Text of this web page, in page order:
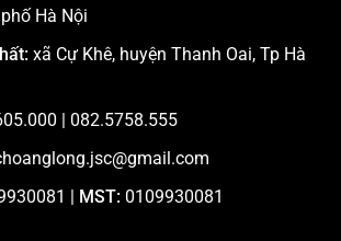
Hà Nội
xã Cự Khê, huyện Thanh Oai, Tp Hà
| 082.5758.555
| MST: 0109930081